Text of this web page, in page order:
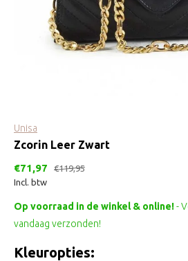
Unisa
Zcorin Leer Zwart
€71,97
€119,95
Incl. btw
Op voorraad in de winkel & online!-
vandaag verzonden!
Kleuropties: